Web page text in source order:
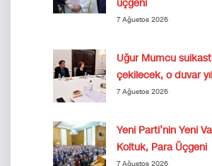
üçgeni
7 Ağustos 2026
Uğur Mumcu
çekilecek, o duvar
7 Ağustos 2026
Yeni Parti’nin Yeni
Koltuk, Para Üçgeni